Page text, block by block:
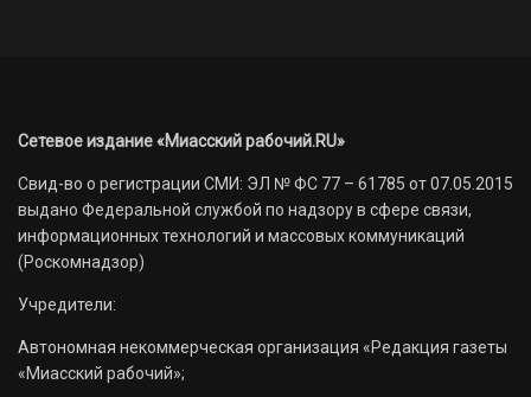
Сетевое издание «Миасский рабочий.RU»
Свид-во о регистрации СМИ: ЭЛ № ФС 77 – 61785 от 07.05.2015
выдано Федеральной службой по надзору в сфере связи,
информационных технологий и массовых коммуникаций
(Роскомнадзор)
Учредители:
Автономная некоммерческая организация «Редакция газеты
«Миасский рабочий»;